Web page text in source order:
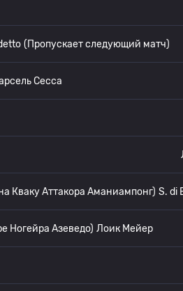
(Пропускает следующий матч)
Сесса
Кваку Аттакора Аманиампонг) S. di
Ногейра Азеведо) Лоик Мейер